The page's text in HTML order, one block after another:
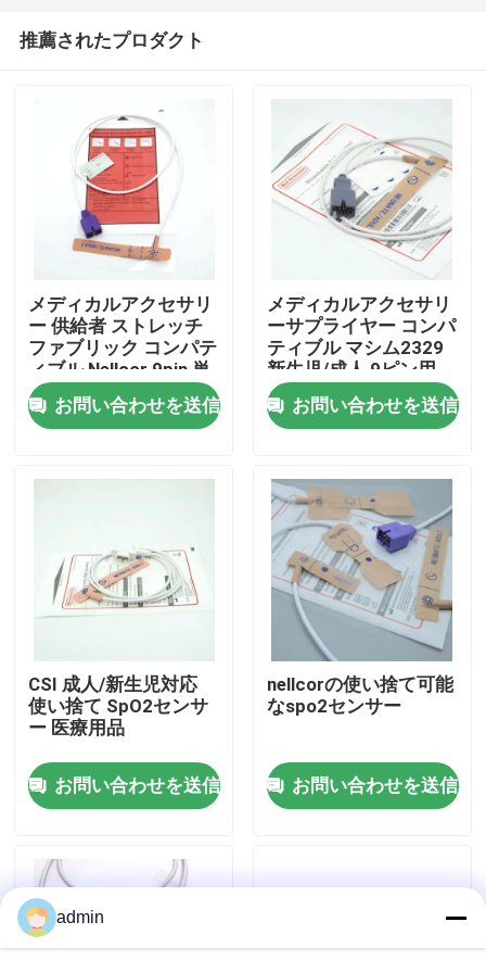
ホーム
製品
品質管理
お問い合わせ
見積依頼
Spo2センサーケーブル
使い捨て可能なSPO2センサー
再使用可能なspO2センサー
推薦されたプロダクト
メディカルアクセサリ
ー 供給者 ストレッチ
ファブリック コンパテ
ィブル Nellcor 9pin 単
品 SpO2 センサー 新生
児/成人向け
お問い合わせを送信
メディカルアクセサリ
ーサプライヤー コンパ
ティブル マシム2329
新生児/成人 9ピン用
SpO2センサー
お問い合わせを送信
CSI 成人/新生児対応
使い捨て SpO2センサ
ー 医療用品
お問い合わせを送信
nellcorの使い捨て可能
なspo2センサー
お問い合わせを送信
admin